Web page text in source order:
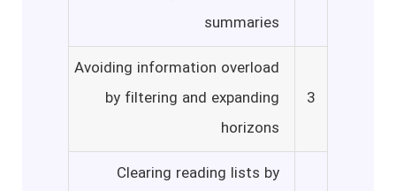
summaries
3
Avoiding information overload
by filtering and expanding
horizons
Clearing reading lists by